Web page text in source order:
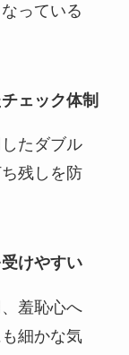
っている
ェック体制
たダブル
残しを防
けやすい
羞恥心へ
細かな気